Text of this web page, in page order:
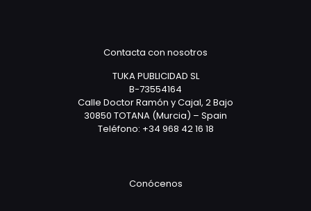
Contacta con nosotros
TUKA PUBLICIDAD SL
B-73554164
Calle Doctor Ramón y Cajal, 2 Bajo
30850 TOTANA (Murcia) – Spain
Teléfono: +34 968 42 16 18
Conócenos